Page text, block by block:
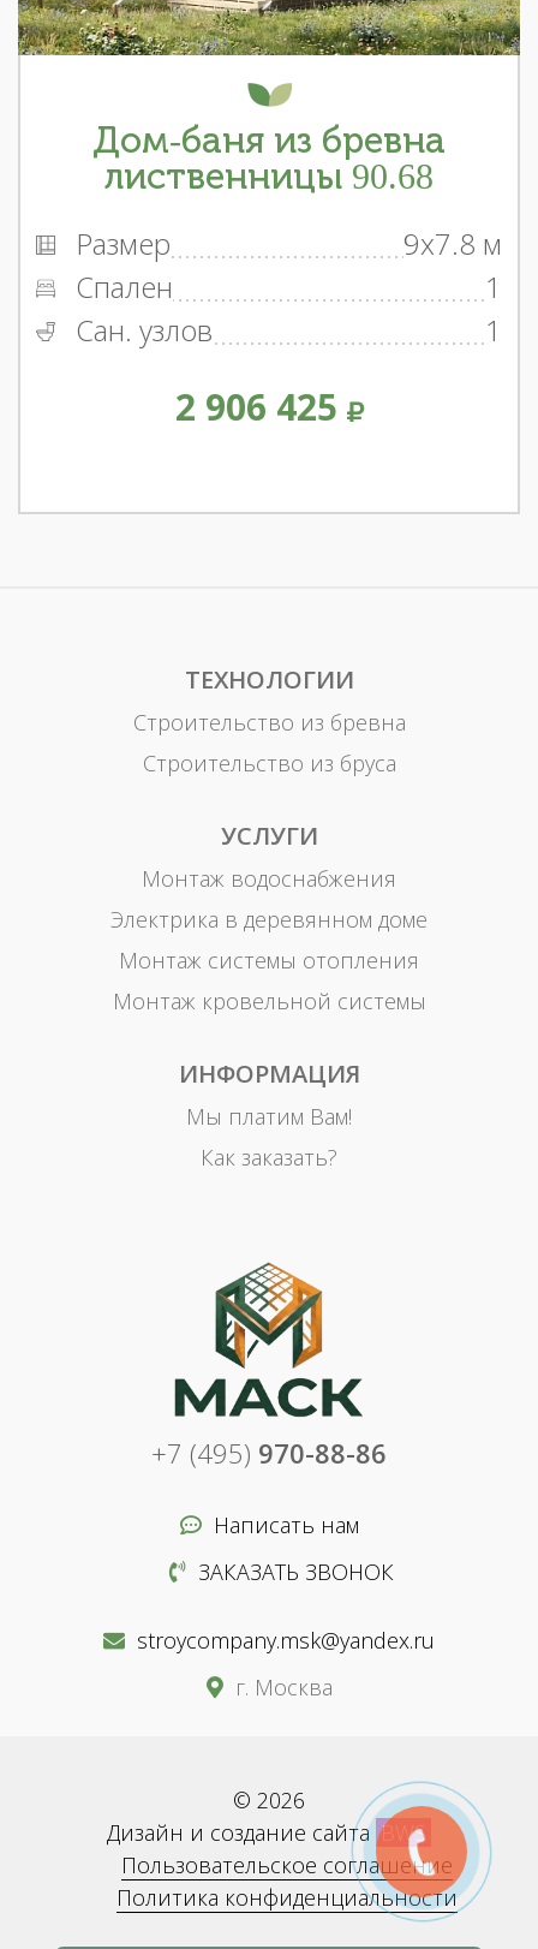
Дом-баня из бревна
лиственницы 90.68
Размер
9x7.8 м
Спален
1
Сан. узлов
1
2 906 425
ТЕХНОЛОГИИ
Строительство из бревна
Строительство из бруса
УСЛУГИ
Монтаж водоснабжения
Электрика в деревянном доме
Монтаж системы отопления
Монтаж кровельной системы
ИНФОРМАЦИЯ
Мы платим Вам!
Как заказать?
+7 (495) 970-88-86
Написать нам
ЗАКАЗАТЬ ЗВОНОК
stroycompany.msk@yandex.ru
г. Москва
© 2026
Дизайн и создание сайта BWS
Пользовательское соглашение
Политика конфиденциальности